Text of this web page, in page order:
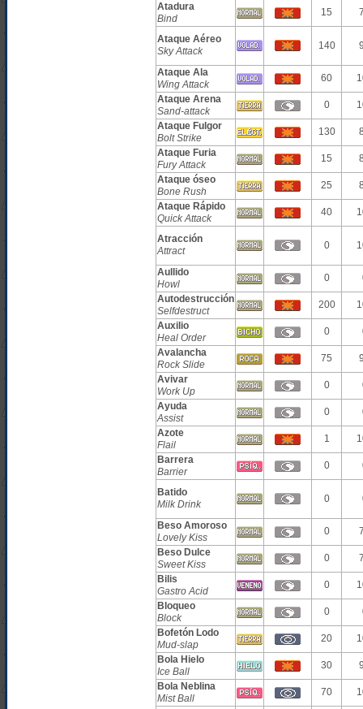
Atadura
Bind
15
Ataque Aéreo
Sky Attack
140
Ataque Ala
Wing Attack
60
Ataque Arena
Sand-attack
0
Ataque Fulgor
Bolt Strike
130
Ataque Furia
Fury Attack
15
Ataque óseo
Bone Rush
25
Ataque Rápido
Quick Attack
40
Atracción
Attract
0
Aullido
Howl
0
Autodestrucción
Selfdestruct
200
Auxilio
Heal Order
0
Avalancha
Rock Slide
75
Avivar
Work Up
0
Ayuda
Assist
0
Azote
Flail
1
Barrera
Barrier
0
Batido
Milk Drink
0
Beso Amoroso
Lovely Kiss
0
Beso Dulce
Sweet Kiss
0
Bilis
Gastro Acid
0
Bloqueo
Block
0
Bofetón Lodo
Mud-slap
20
Bola Hielo
Ice Ball
30
Bola Neblina
Mist Ball
70